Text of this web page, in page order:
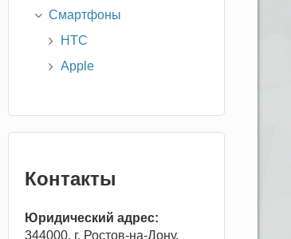
Смартфоны
HTC
Apple
Контакты
Юридический адрес:
344000, г. Ростов-на-Дону,